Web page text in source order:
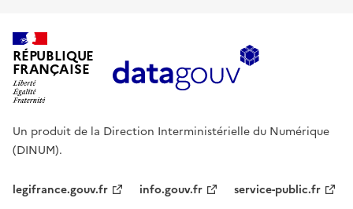
RÉPUBLIQUE
FRANÇAISE
Un produit de la Direction Interministérielle du Numérique
(DINUM).
legifrance.gouv.fr info.gouv.fr service-public.fr